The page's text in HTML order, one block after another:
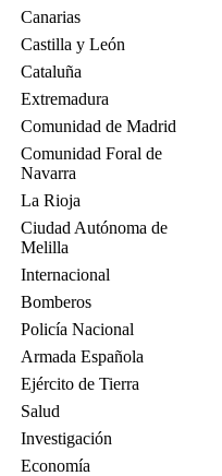
Canarias
Castilla y León
Cataluña
Extremadura
Comunidad de Madrid
Comunidad Foral de
Navarra
La Rioja
Ciudad Autónoma de
Melilla
Internacional
Bomberos
Policía Nacional
Armada Española
Ejército de Tierra
Salud
Investigación
Economía